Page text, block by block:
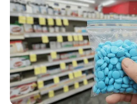
Tropes Hollywood Invented
Do With Reality
BRAINBERRIES
She Took Her Love For Horses
Level
BRAINBERRIES